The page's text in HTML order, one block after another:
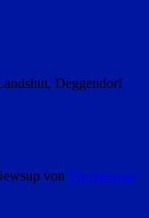
Deggendorf
von Themeansar